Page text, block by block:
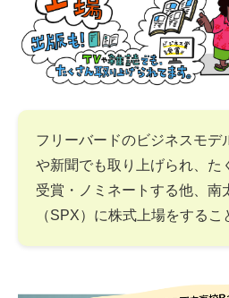
フリーバードのビジネスモデ
や新聞でも取り上げられ、た
受賞・ノミネートする他、南
（SPX）に株式上場をするこ